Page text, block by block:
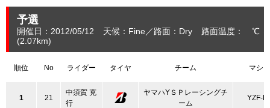
予選
開催日：2012/05/12 天候：Fine 路面：Dry
路面温度： ℃
(2.07km)
順位 No ライダー タイヤ チーム マシン
1 21
中須賀 克
行
ヤマハYＳＰレーシングチ
ーム
YZF-